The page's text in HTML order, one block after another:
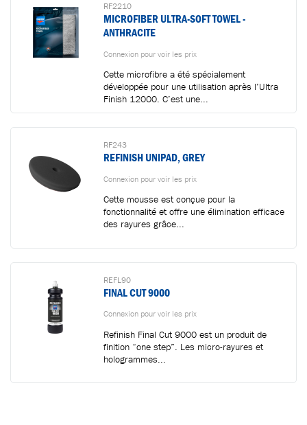
RF2210
MICROFIBER ULTRA-SOFT TOWEL -
ANTHRACITE
Connexion pour voir les prix
Cette microfibre a été spécialement
développée pour une utilisation après l’Ultra
Finish 12000. C’est une...
RF243
REFINISH UNIPAD, GREY
Connexion pour voir les prix
Cette mousse est conçue pour la
fonctionnalité et offre une élimination efficace
des rayures grâce...
REFL90
FINAL CUT 9000
Connexion pour voir les prix
Refinish Final Cut 9000 est un produit de
finition “one step”. Les micro-rayures et
hologrammes...